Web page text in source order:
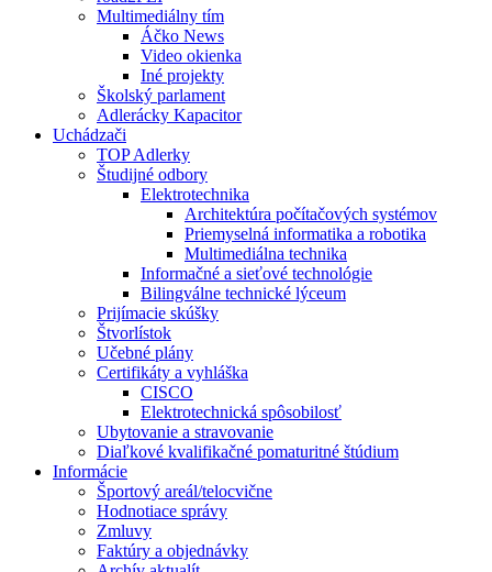
Multimediálny tím
Áčko News
Video okienka
Iné projekty
Školský parlament
Adlerácky Kapacitor
Uchádzači
TOP Adlerky
Študijné odbory
Elektrotechnika
Architektúra počítačových systémov
Priemyselná informatika a robotika
Multimediálna technika
Informačné a sieťové technológie
Bilingválne technické lýceum
Prijímacie skúšky
Štvorlístok
Učebné plány
Certifikáty a vyhláška
CISCO
Elektrotechnická spôsobilosť
Ubytovanie a stravovanie
Diaľkové kvalifikačné pomaturitné štúdium
Informácie
Športový areál/telocvične
Hodnotiace správy
Zmluvy
Faktúry a objednávky